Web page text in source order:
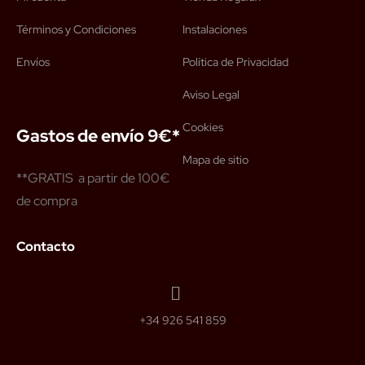
Términos y Condiciones
Envíos
Gastos de envío 9€*
**GRATIS a partir de 100€
de compra
Instalaciones
Política de Privacidad
Aviso Legal
Cookies
Mapa de sitio
Contacto
+34 926 541 859